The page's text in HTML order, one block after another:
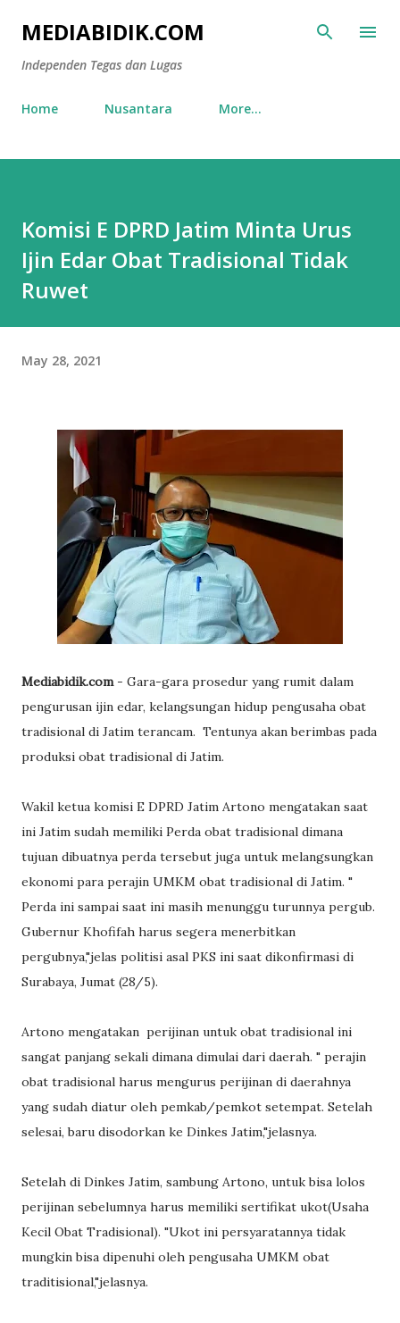
Skip to main content
MEDIABIDIK.COM
Independen Tegas dan Lugas
Home Nusantara More…
Komisi E DPRD Jatim Minta Urus
Ijin Edar Obat Tradisional Tidak
Ruwet
May 28, 2021
Mediabidik.com- Gara-gara prosedur yang rumit dalam
pengurusan ijin edar, kelangsungan hidup pengusaha obat
tradisional di Jatim terancam. Tentunya akan berimbas pada
produksi obat tradisional di Jatim.
Wakil ketua komisi E DPRD Jatim Artono mengatakan saat
ini Jatim sudah memiliki Perda obat tradisional dimana
tujuan dibuatnya perda tersebut juga untuk melangsungkan
ekonomi para perajin UMKM obat tradisional di Jatim. "
Perda ini sampai saat ini masih menunggu turunnya pergub.
Gubernur Khofifah harus segera menerbitkan
pergubnya,"jelas politisi asal PKS ini saat dikonfirmasi di
Surabaya, Jumat (28/5).
Artono mengatakan perijinan untuk obat tradisional ini
sangat panjang sekali dimana dimulai dari daerah. " perajin
obat tradisional harus mengurus perijinan di daerahnya
yang sudah diatur oleh pemkab/pemkot setempat. Setelah
selesai, baru disodorkan ke Dinkes Jatim,"jelasnya.
Setelah di Dinkes Jatim, sambung Artono, untuk bisa lolos
perijinan sebelumnya harus memiliki sertifikat ukot(Usaha
Kecil Obat Tradisional). "Ukot ini persyaratannya tidak
mungkin bisa dipenuhi oleh pengusaha UMKM obat
traditisional,"jelasnya.